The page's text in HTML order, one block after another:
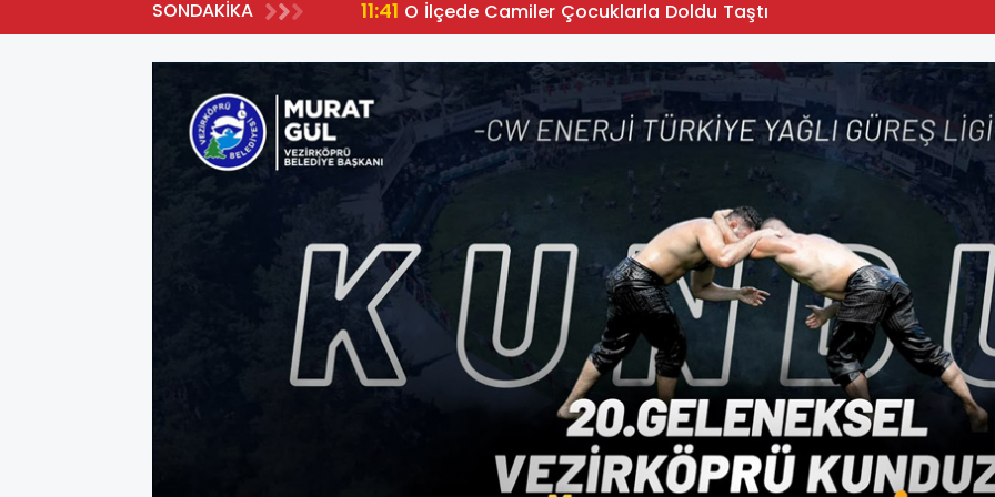
SONDAKİKA 11:41 O İlçede Camiler Çocuklarla Doldu Taştı